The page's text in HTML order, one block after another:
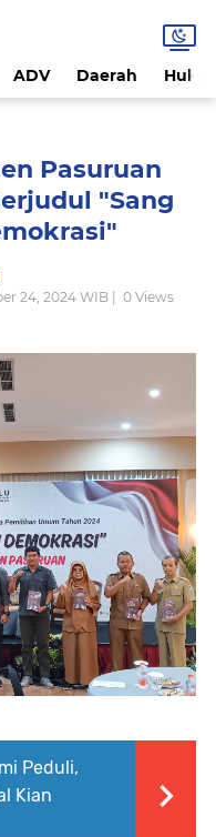
ADV Daerah
Pasuruan
"Sang
24, 2024 WIB | 0 Views
Peduli,
Kian